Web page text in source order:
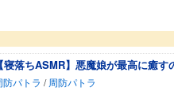
【寝落ちASMR】悪魔娘が最高に癒
防パトラ / 周防パトラ